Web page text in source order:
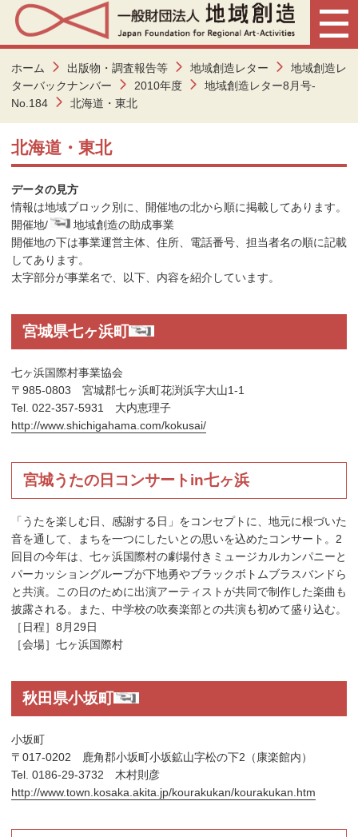
ホーム 出版物・調査報告等 地域創造レター
地域創造レ
ターバックナンバー
2010年度
地域創造レター8月号-
No.184
北海道・東北
北海道・東北
データの見方
情報は地域ブロック別に、開催地の北から順に掲載してあります。
開催地/
地域創造の助成事業
開催地の下は事業運営主体、住所、電話番号、担当者名の順に記載
してあります。
太字部分が事業名で、以下、内容を紹介しています。
宮城県七ヶ浜町
七ヶ浜国際村事業協会
〒985-0803 宮城郡七ヶ浜町花渕浜字大山1-1
Tel. 022-357-5931 大内恵理子
http://www.shichigahama.com/kokusai/
宮城うたの日コンサートin七ヶ浜
「うたを楽しむ日、感謝する日」をコンセプトに、地元に根づいた
音を通して、まちを一つにしたいとの思いを込めたコンサート。2
回目の今年は、七ヶ浜国際村の劇場付きミュージカルカンパニーと
パーカッショングループが下地勇やブラックボトムブラスバンドら
と共演。この日のために出演アーティストが共同で制作した楽曲も
披露される。また、中学校の吹奏楽部との共演も初めて盛り込む。
［日程］8月29日
［会場］七ヶ浜国際村
秋田県小坂町
小坂町
〒017-0202 鹿角郡小坂町小坂鉱山字松の下2（康楽館内）
Tel. 0186-29-3732 木村則彦
http://www.town.kosaka.akita.jp/kourakukan/kourakukan.htm